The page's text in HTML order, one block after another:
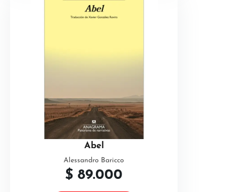
Abel
Alessandro Baricco
$ 89.000